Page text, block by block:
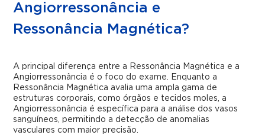
Angiorressonância e
Ressonância Magnética?
A principal diferença entre a Ressonância Magnética e a
Angiorressonância é o foco do exame. Enquanto a
Ressonância Magnética avalia uma ampla gama de
estruturas corporais, como órgãos e tecidos moles, a
Angiorressonância é específica para a análise dos vasos
sanguíneos, permitindo a detecção de anomalias
vasculares com maior precisão.